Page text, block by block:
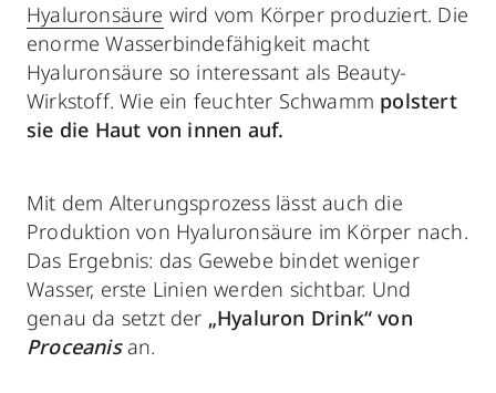
Hyaluronsäure wird vom Körper produziert. Die
enorme Wasserbindefähigkeit macht
Hyaluronsäure so interessant als Beauty-
Wirkstoff. Wie ein feuchter Schwamm polstert
sie die Haut von innen auf.
Mit dem Alterungsprozess lässt auch die
Produktion von Hyaluronsäure im Körper nach.
Das Ergebnis: das Gewebe bindet weniger
Wasser, erste Linien werden sichtbar. Und
genau da setzt der „Hyaluron Drink“ von
Proceanisan.